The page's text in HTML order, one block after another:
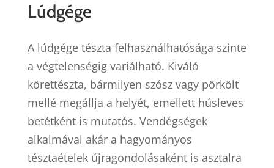
Lúdgége
A lúdgége tészta felhasználhatósága szinte
a végtelenségig variálható. Kiváló
körettészta, bármilyen szósz vagy pörkölt
mellé megállja a helyét, emellett húsleves
betétként is mutatós. Vendégségek
alkalmával akár a hagyományos
tésztaételek újragondolásaként is asztalra